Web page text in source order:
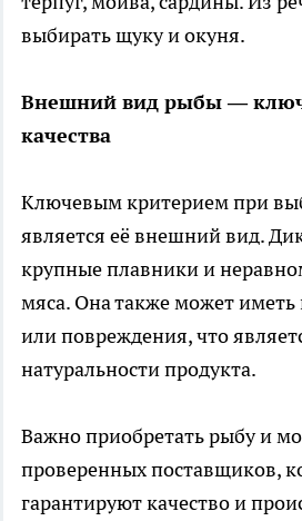
выбирать щуку и окуня.
Внешний вид рыбы —
качества
Ключевым критерием при
является её внешний вид.
крупные плавники и
мяса. Она также может
или повреждения, что
натуральности продукта.
Важно приобретать рыбу и
проверенных поставщиков,
гарантируют качество и